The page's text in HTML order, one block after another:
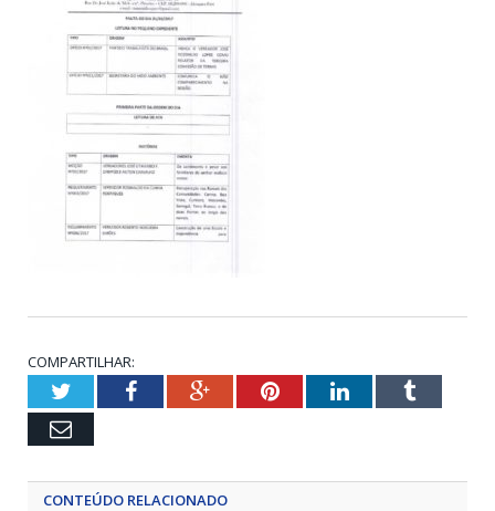
COMPARTILHAR:
TwitterFacebookGoogle+PinterestLinkedInTumblr
Email
CONTEÚDO RELACIONADO